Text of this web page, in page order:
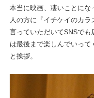
本当に映画、凄いことに
人の方に『イチケイのカラ
言っていただいてSNSで
は最後まで楽しんでいって
と挨拶。